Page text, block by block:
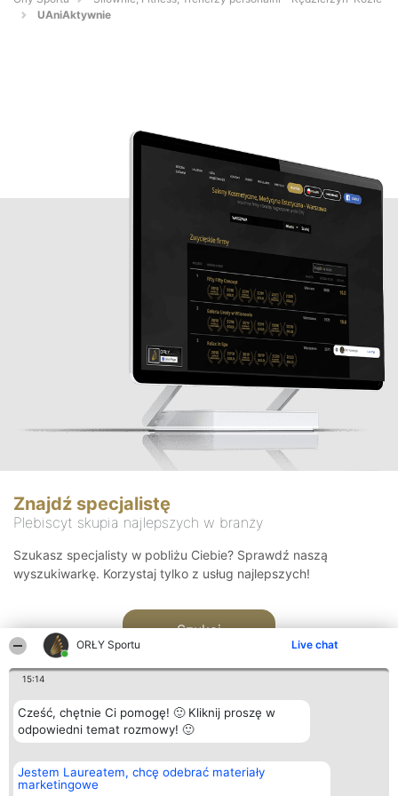
ORŁY Sportu Live chat
15:14
Cześć, chętnie Ci pomogę! 🙂 Kliknij proszę w
odpowiedni temat rozmowy! 🙂
Jestem Laureatem, chcę odebrać materiały
marketingowe
UAniAktywnie
Znajdź specjalistę
Plebiscyt skupia najlepszych w branży
Szukasz specjalisty w pobliżu Ciebie? Sprawdź naszą
wyszukiwarkę. Korzystaj tylko z usług najlepszych!
Szukaj
Organizator plebiscytu
Bright Side Solutions sp. z o.
o. sp. k.
Plebiscyt
Laureaci
Kontakt
Kontakt